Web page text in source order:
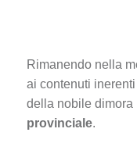
Rimanendo nella
ai contenuti
della nobile
provinciale.